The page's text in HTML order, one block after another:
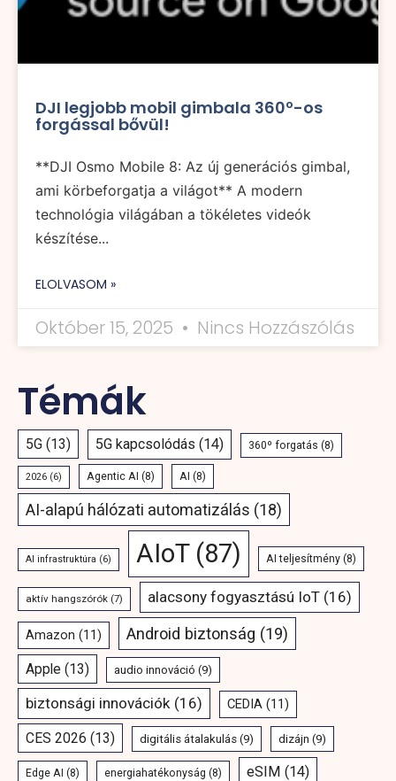
DJI legjobb mobil gimbala 360º-os
forgással bővül!
**DJI Osmo Mobile 8: Az új generációs gimbal,
ami körbeforgatja a világot** A modern
technológia világában a tökéletes videók
készítése...
ELOLVASOM »
Október 15, 2025 Nincs Hozzászólás
Témák
5G (13) 5G kapcsolódás (14) 360º forgatás (8)
2026 (6) Agentic AI (8) AI (8)
AI-alapú hálózati automatizálás (18)
AI infrastruktúra (6) AIoT(87) AI teljesítmény (8)
aktív hangszórók (7) alacsony fogyasztású IoT (16)
Amazon (11) Android biztonság (19)
Apple (13) audio innováció (9)
biztonsági innovációk (16) CEDIA (11)
CES 2026 (13) digitális átalakulás (9) dizájn (9)
Edge AI (8) energiahatékonyság (8) eSIM (14)